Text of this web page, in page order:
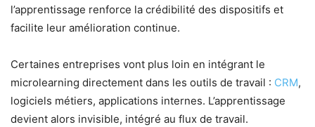
l’apprentissage renforce la crédibilité des dispositifs et
facilite leur amélioration continue.
Certaines entreprises vont plus loin en intégrant le
microlearning directement dans les outils de travail : CRM,
logiciels métiers, applications internes. L’apprentissage
devient alors invisible, intégré au flux de travail.